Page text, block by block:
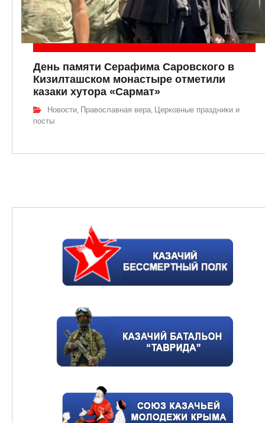
День памяти Серафима Саровского в
Кизилташском монастыре отметили
казаки хутора «Сармат»
Новости Православная вера Церковные праздники и
посты